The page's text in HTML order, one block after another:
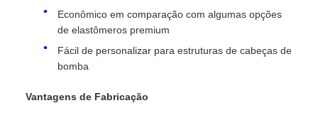
Econômico em comparação com algumas opções
de elastômeros premium
Fácil de personalizar para estruturas de cabeças de
bomba
Vantagens de Fabricação